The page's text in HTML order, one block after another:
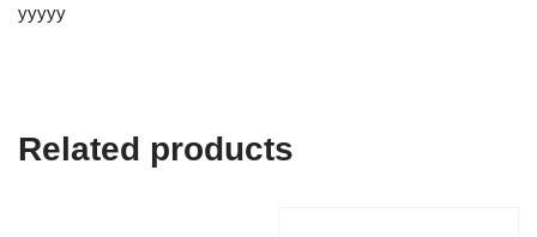
yyyyy
Related products